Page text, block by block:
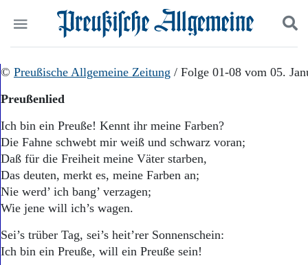
Politik
Gesellschaft
Leben
Geschichte
Ostpreußen
Pommern
Berlin-Brandenburg
Danzig und Westpreußen
Bücher
Suchen und finden
© Preußische Allgemeine Zeitung / Folge 01-08 vom 05.
Preußenlied
Ich bin ein Preuße! Kennt ihr meine Farben?
Die Fahne schwebt mir weiß und schwarz voran;
Daß für die Freiheit meine Väter starben,
Das deuten, merkt es, meine Farben an;
Nie werd’ ich bang’ verzagen;
Wie jene will ich’s wagen.
Sei’s trüber Tag, sei’s heit’rer Sonnenschein:
Ich bin ein Preuße, will ein Preuße sein!